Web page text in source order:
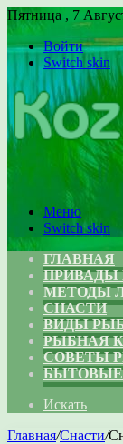
Пятница , 7
Войти
Switch skin
Меню
Switch skin
ГЛАВНАЯ
ПРИВАДЫ
МЕТОДЫ
СНАСТИ
ВИДЫ
РЫБНАЯ
СОВЕТЫ
Искать
Главная/Снасти/